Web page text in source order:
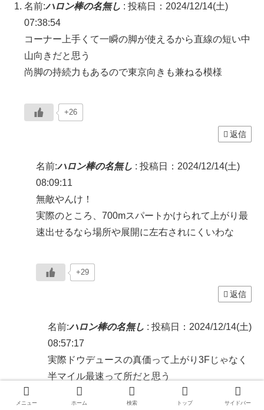
名前:ハロン棒の名無し : 投稿日：2024/12/14(土)
07:38:54
コーナー上手くて一瞬の脚が使えるから直線の短い中
山向きだと思う
尚脚の持続力もあるので東京向きも兼ねる模様
+26
返信
名前:ハロン棒の名無し : 投稿日：2024/12/14(土)
08:09:11
無敵やんけ！
実際のところ、700mスパートかけられて上がり最
速出せるなら場所や展開に左右されにくいわな
+29
返信
名前:ハロン棒の名無し : 投稿日：2024/12/14(土)
08:57:17
実際ドウデュースの真価って上がり3Fじゃなく
半マイル最速って所だと思う
まあ上がり3Fもなんか頭おかしいんだけど
メニュー ホーム 検索 トップ サイドバー